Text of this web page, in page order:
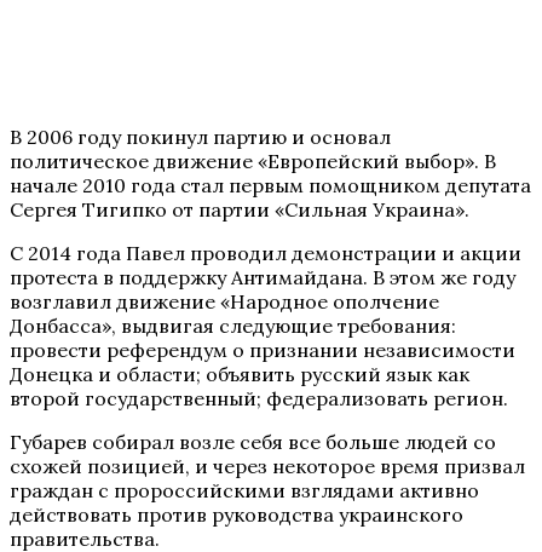
В 2006 году покинул партию и основал
политическое движение «Европейский выбор». В
начале 2010 года стал первым помощником депутата
Сергея Тигипко от партии «Сильная Украина».
С 2014 года Павел проводил демонстрации и акции
протеста в поддержку Антимайдана. В этом же году
возглавил движение «Народное ополчение
Донбасса», выдвигая следующие требования:
провести референдум о признании независимости
Донецка и области; объявить русский язык как
второй государственный; федерализовать регион.
Губарев собирал возле себя все больше людей со
схожей позицией, и через некоторое время призвал
граждан с пророссийскими взглядами активно
действовать против руководства украинского
правительства.